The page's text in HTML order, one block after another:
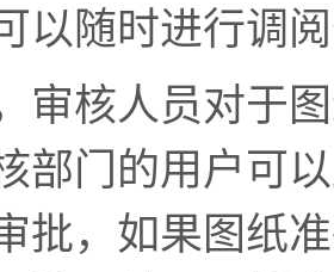
以随时进行调
审核人员对于
部门的用户可
批，如果图纸